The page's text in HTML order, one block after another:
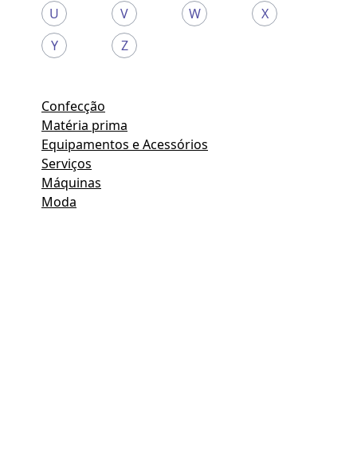
U
V W
X
Y
Z
Confecção
Matéria prima
Equipamentos e Acessórios
Serviços
Máquinas
Moda